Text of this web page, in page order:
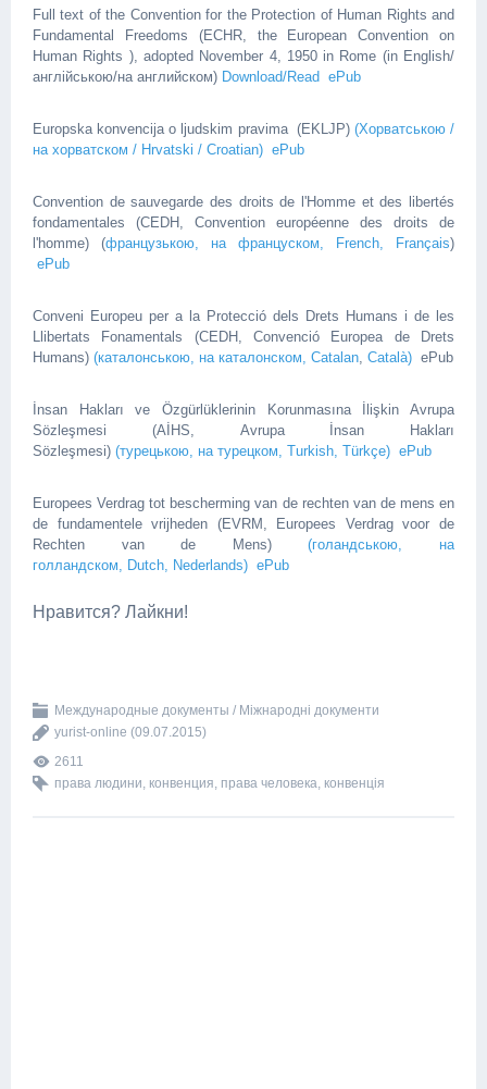
Full text of the Convention for the Protection of Human Rights and
Fundamental Freedoms (ECHR, the European Convention on
Human Rights ), adopted November 4, 1950 in Rome (in English/
англійською/на английском) Download/Read ePub
Europska konvencija o ljudskim pravima (EKLJP) (Хорватською /
на хорватском / Hrvatski / Croatian) ePub
Convention de sauvegarde des droits de l'Homme et des libertés
fondamentales (CEDH, Convention européenne des droits de
l'homme) (французькою, на француском, French, Français)
ePub
Conveni Europeu per a la Protecció dels Drets Humans i de les
Llibertats Fonamentals (CEDH, Convenció Europea de Drets
Humans) (каталонською, на каталонском, Catalan, Català) ePub
İnsan Hakları ve Özgürlüklerinin Korunmasına İlişkin Avrupa
Sözleşmesi (AİHS, Avrupa İnsan Hakları
Sözleşmesi) (турецькою, на турецком, Turkish, Türkçe) ePub
Europees Verdrag tot bescherming van de rechten van de mens en
de fundamentele vrijheden (EVRM, Europees Verdrag voor de
Rechten van de Mens)(голандською, на
голландском, Dutch, Nederlands) ePub
Нравится? Лайкни!
Международные документы / Міжнародні документи
yurist-online (09.07.2015)
2611
права людини, конвенция, права человека, конвенція